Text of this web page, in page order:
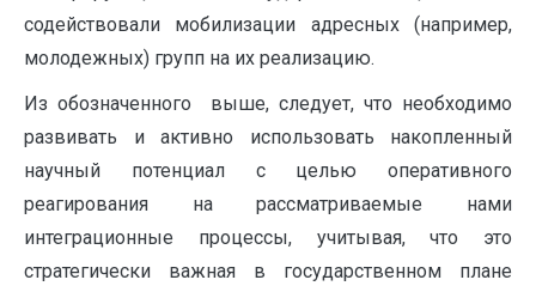
содействовали мобилизации адресных (например,
молодежных) групп на их реализацию.
Из обозначенного выше, следует, что необходимо
развивать и активно использовать накопленный
научный потенциал с целью оперативного
реагирования на рассматриваемые нами
интеграционные процессы, учитывая, что это
стратегически важная в государственном плане